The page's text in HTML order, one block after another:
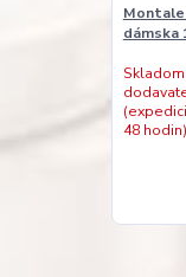
Montale
dámska
Skladom
48 hodin)